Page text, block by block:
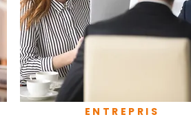
ENTREPRIS